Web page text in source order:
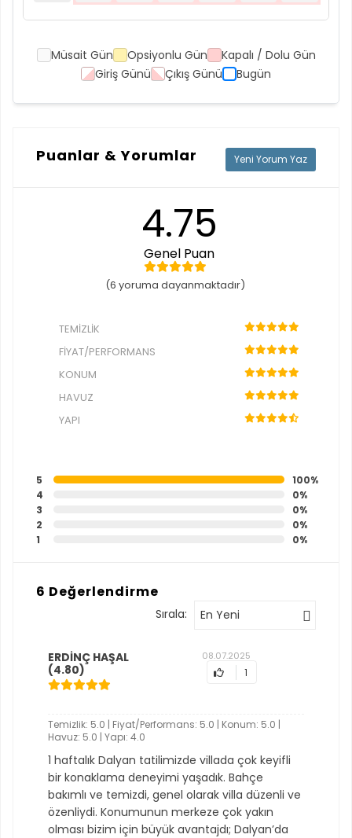
Müsait Gün Opsiyonlu Gün
Kapalı / Dolu Gün
Giriş Günü
Çıkış Günü Bugün
Puanlar & Yorumlar Yeni Yorum Yaz
4.75
Genel Puan
(6 yoruma dayanmaktadır)
TEMIZLIK
FIYAT/PERFORMANS
KONUM
HAVUZ
YAPI
5
100%
4
0%
3
0%
2
0%
1
0%
6 Değerlendirme
Sırala: En Yeni
ERDİNÇ HAŞAL
(4.80)
08.07.2025
1
Temizlik: 5.0 | Fiyat/Performans: 5.0 | Konum: 5.0 |
Havuz: 5.0 | Yapı: 4.0
1 haftalık Dalyan tatilimizde villada çok keyifli
bir konaklama deneyimi yaşadık. Bahçe
bakımlı ve temizdi, genel olarak villa düzenli ve
özenliydi. Konumunun merkeze çok yakın
olması bizim için büyük avantajdı; Dalyan’da